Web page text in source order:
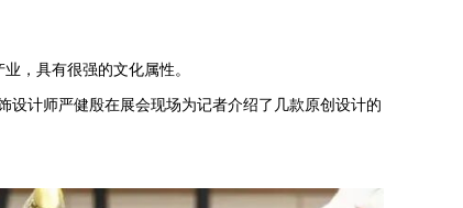
，具有很强的文化属性。
设计师严健殷在展会现场为记者介绍了几款原创设计的